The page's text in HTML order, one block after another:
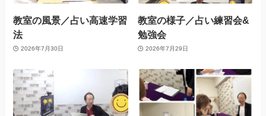
教室の風景／占い高速学習
法
2026年7月30日
教室の様子／占い練習会&
勉強会
2026年7月29日